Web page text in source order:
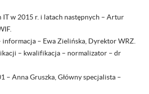
IT w 2015 r. i latach następnych – Artur
informacja – Ewa Zielińska, Dyrektor WRZ.
– kwalifikacja – normalizator – dr
– Anna Gruszka, Główny specjalista –